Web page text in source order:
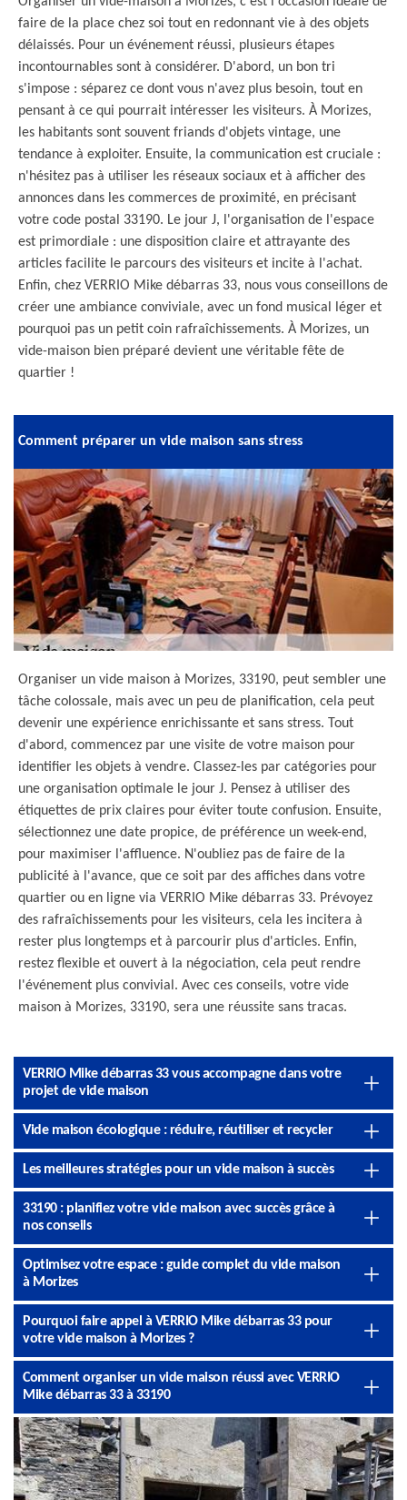
faire de la place chez soi tout en redonnant vie à des objets
délaissés. Pour un événement réussi, plusieurs étapes
incontournables sont à considérer. D'abord, un bon tri
s'impose : séparez ce dont vous n'avez plus besoin, tout en
pensant à ce qui pourrait intéresser les visiteurs. À Morizes,
les habitants sont souvent friands d'objets vintage, une
tendance à exploiter. Ensuite, la communication est cruciale :
n'hésitez pas à utiliser les réseaux sociaux et à afficher des
annonces dans les commerces de proximité, en précisant
votre code postal 33190. Le jour J, l'organisation de l'espace
est primordiale : une disposition claire et attrayante des
articles facilite le parcours des visiteurs et incite à l'achat.
Enfin, chez VERRIO Mike débarras 33, nous vous conseillons de
créer une ambiance conviviale, avec un fond musical léger et
pourquoi pas un petit coin rafraîchissements. À Morizes, un
vide-maison bien préparé devient une véritable fête de
quartier !
Comment préparer un vide maison sans stress
Organiser un vide maison à Morizes, 33190, peut sembler une
tâche colossale, mais avec un peu de planification, cela peut
devenir une expérience enrichissante et sans stress. Tout
d'abord, commencez par une visite de votre maison pour
identifier les objets à vendre. Classez-les par catégories pour
une organisation optimale le jour J. Pensez à utiliser des
étiquettes de prix claires pour éviter toute confusion. Ensuite,
sélectionnez une date propice, de préférence un week-end,
pour maximiser l'affluence. N'oubliez pas de faire de la
publicité à l'avance, que ce soit par des affiches dans votre
quartier ou en ligne via VERRIO Mike débarras 33. Prévoyez
des rafraîchissements pour les visiteurs, cela les incitera à
rester plus longtemps et à parcourir plus d'articles. Enfin,
restez flexible et ouvert à la négociation, cela peut rendre
l'événement plus convivial. Avec ces conseils, votre vide
maison à Morizes, 33190, sera une réussite sans tracas.
VERRIO Mike débarras 33 vous accompagne dans votre
projet de vide maison
Vide maison écologique : réduire, réutiliser et recycler
Les meilleures stratégies pour un vide maison à succès
33190 : planifiez votre vide maison avec succès grâce à
nos conseils
Optimisez votre espace : guide complet du vide maison
à Morizes
Pourquoi faire appel à VERRIO Mike débarras 33 pour
votre vide maison à Morizes ?
Comment organiser un vide maison réussi avec VERRIO
Mike débarras 33 à 33190